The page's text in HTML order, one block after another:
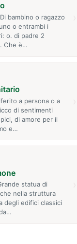
bambino o ragazzo
o entrambi i
o. di padre 2
Che è…
a persona o a
di sentimenti
di amore per il
e…
statua di
nella struttura
degli edifici classici